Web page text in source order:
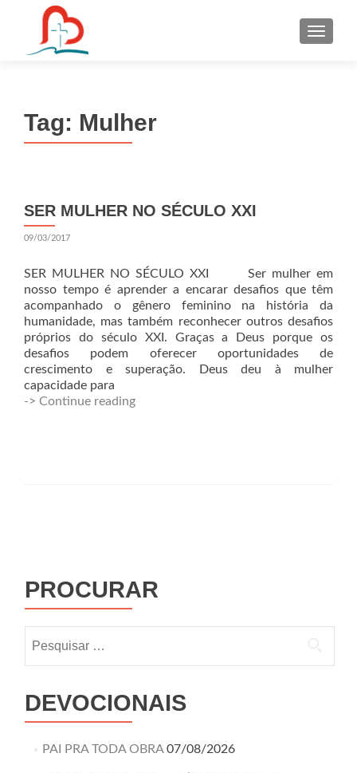
Tag: Mulher
SER MULHER NO SÉCULO XXI
09/03/2017
SER MULHER NO SÉCULO XXI Ser mulher em
nosso tempo é aprender a encarar desafios que têm
acompanhado o gênero feminino na história da
humanidade, mas também reconhecer outros desafios
próprios do século XXI. Graças a Deus porque os
desafios podem oferecer oportunidades de
crescimento e superação. Deus deu à mulher
capacidade para
-> Continue reading
PROCURAR
DEVOCIONAIS
PAI PRA TODA OBRA 07/08/2026